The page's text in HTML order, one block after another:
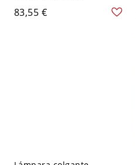
Iluminación Pendiente
Simplista de Globo para
83,55 €